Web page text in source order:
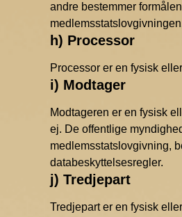
andre bestemmer
h) Processor
Processor er en fysisk
i) Modtager
Modtageren er en fysisk
ej. De offentlige
medlemsstatslovgivning,
databeskyttelsesregler.
j) Tredjepart
Tredjepart er en fysisk